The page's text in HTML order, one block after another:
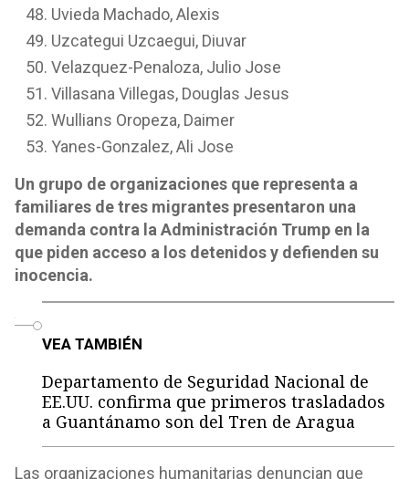
Uvieda Machado, Alexis
Uzcategui Uzcaegui, Diuvar
Velazquez-Penaloza, Julio Jose
Villasana Villegas, Douglas Jesus
Wullians Oropeza, Daimer
Yanes-Gonzalez, Ali Jose
Un grupo de organizaciones que representa a
familiares de tres migrantes presentaron una
demanda contra la Administración Trump en la
que piden acceso a los detenidos y defienden su
inocencia.
VEA TAMBIÉN
Departamento de Seguridad Nacional de
EE.UU. confirma que primeros trasladados
a Guantánamo son del Tren de Aragua
Las organizaciones humanitarias denuncian que